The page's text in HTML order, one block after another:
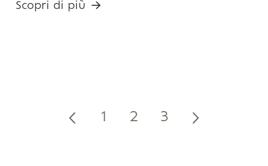
Scopri di più
1 2 3